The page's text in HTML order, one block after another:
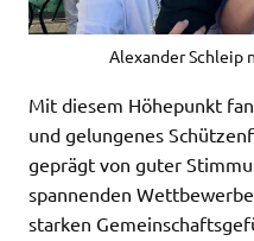
Alexander Schleip
Mit diesem Höhepunkt
und gelungenes
geprägt von guter
spannenden
starken